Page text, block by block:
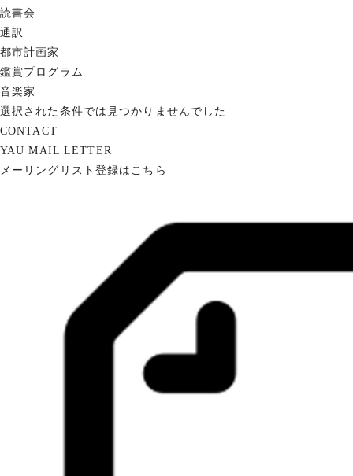
読書会
通訳
都市計画家
鑑賞プログラム
音楽家
選択された条件では見つかりませんでした
CONTACT
YAU MAIL LETTER
メーリングリスト登録はこちら